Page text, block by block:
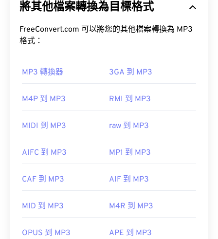
微軟提供了一個可下載的免費AVI 檢視器
AVI
開發者： 微軟
實用連結：
https://en.wikipedia.org/wiki/Audio_Video_Interleave
的文件，以便進行數位儲存和傳輸。 MP3 檔案是消
可接受，MP3 檔案易於儲存和共享，因此被廣泛使
用。
由於 MP3 檔案非常普及，大多數主流音訊播放程式
iTunes
預覽 MP3
器 。請注意，還有兩種其他檔案類型也使用 MP3 副
Masterpoint green points data
將其他檔案轉換為目標格式
FreeConvert.com 可以將您的其他檔案轉換為 MP3
格式：
MP3 轉換器 3GA 到 MP3
M4P 到 MP3 RMI 到 MP3
MIDI 到 MP3 raw 到 MP3
AIFC 到 MP3 MP1 到 MP3
CAF 到 MP3 AIF 到 MP3
MID 到 MP3 M4R 到 MP3
OPUS 到 MP3 APE 到 MP3